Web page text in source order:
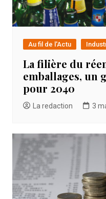
Au fil de l'Actu
La filière du
emballages, un
pour 2040
La redaction 3